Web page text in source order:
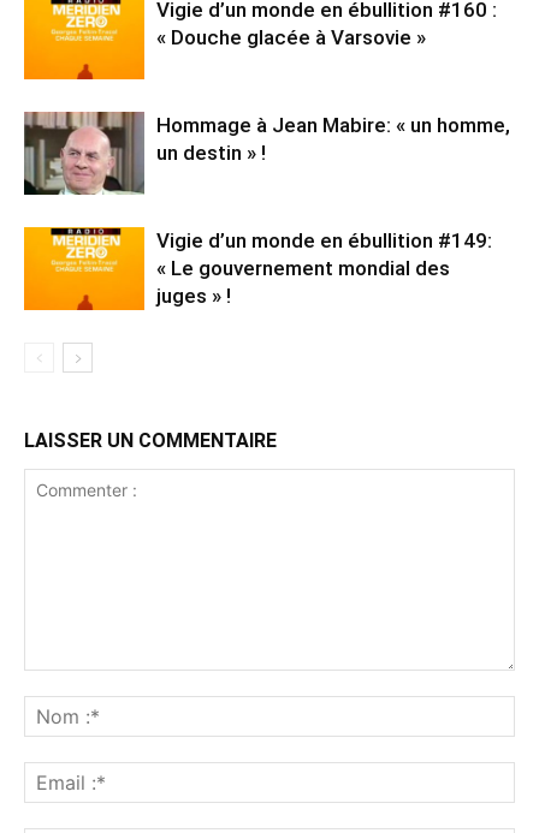
Vigie d’un monde en ébullition #160 :
« Douche glacée à Varsovie »
Hommage à Jean Mabire: « un homme,
un destin » !
Vigie d’un monde en ébullition #149:
« Le gouvernement mondial des
juges » !
LAISSER UN COMMENTAIRE